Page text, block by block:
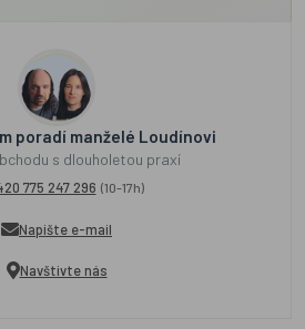
poradí manželé Loudínovi
s dlouholetou praxí
775 247 296 (10-17h)
Napište e-mail
Navštivte nás